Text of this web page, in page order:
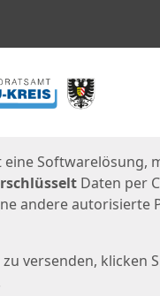
eine Softwarelösung,
Daten per
andere autorisierte
versenden, klicken